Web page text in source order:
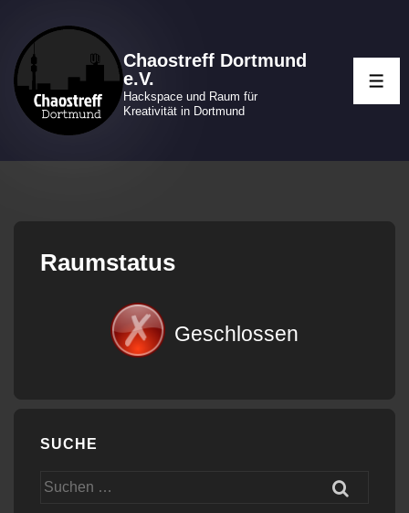
Inhalt
Chaostreff Dortmund
e.V.
Hackspace und Raum für
Kreativität in Dortmund
Raumstatus
Geschlossen
SUCHE
Suchen